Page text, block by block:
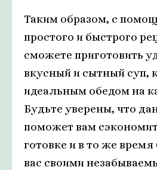
Таким образом, с
простого и быстрого
сможете приготовить
вкусный и сытный суп,
идеальным обедом на
Будьте уверены, что
поможет вам
готовке и в то же время
вас своими